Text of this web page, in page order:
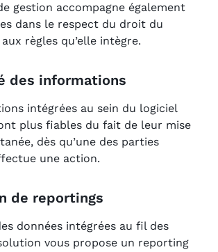
gestion accompagne également
dans le respect du droit du
règles qu’elle intègre.
des informations
intégrées au sein du logiciel
plus fiables du fait de leur mise
dès qu’une des parties
une action.
de reportings
données intégrées au fil des
vous propose un reporting